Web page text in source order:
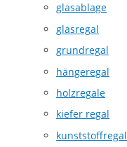
glasablage
glasregal
grundregal
hängeregal
holzregale
kiefer regal
kunststoffregal